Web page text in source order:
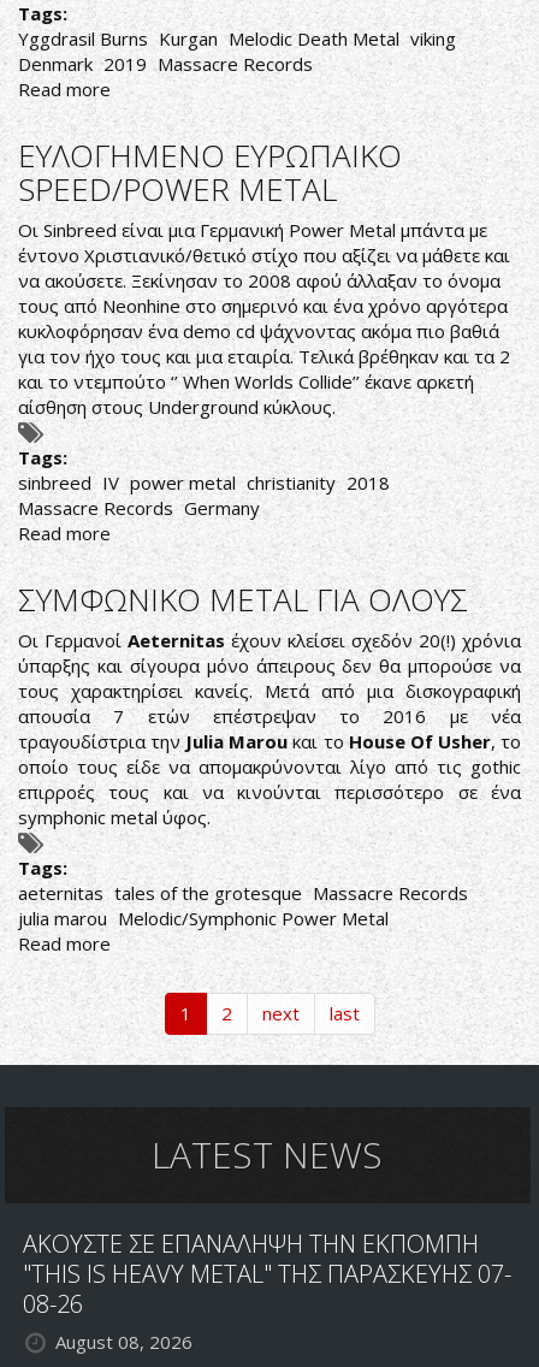
Tags:
Yggdrasil Burns Kurgan Melodic Death Metal viking
Denmark 2019 Massacre Records
Read more about
ΥΠΟΚΑΤΑΣΤΑΤΟ
AMON
AMARTH
ΕΥΛΟΓΗΜΕΝΟ ΕΥΡΩΠΑΙΚΟ
SPEED/POWER METAL
Οι Sinbreed είναι μια Γερμανική Power Metal μπάντα με
έντονο Χριστιανικό/θετικό στίχο που αξίζει να μάθετε και
να ακούσετε. Ξεκίνησαν το 2008 αφού άλλαξαν το όνομα
τους από Neonhine στο σημερινό και ένα χρόνο αργότερα
κυκλοφόρησαν ένα demo cd ψάχνοντας ακόμα πιο βαθιά
για τον ήχο τους και μια εταιρία. Τελικά βρέθηκαν και τα 2
και το ντεμπούτο ‘’ When Worlds Collide’’ έκανε αρκετή
αίσθηση στους Underground κύκλους.
Tags:
sinbreed IV power metal christianity 2018
Massacre Records Germany
Read moreabout
ΕΥΛΟΓΗΜΕΝΟ
ΕΥΡΩΠΑΙΚΟ
SPEED/POWER
METAL
ΣΥΜΦΩΝΙΚΟ METAL ΓΙΑ ΟΛΟΥΣ
Οι ΓερμανοίAeternitasέχουν κλείσει σχεδόν 20(!) χρόνια
ύπαρξης και σίγουρα μόνο άπειρους δεν θα μπορούσε να
τους χαρακτηρίσει κανείς. Μετά από μια δισκογραφική
απουσία 7 ετών επέστρεψαν το 2016 με νέα
τραγουδίστρια τηνJulia Marouκαι τοHouse Of Usher, το
οποίο τους είδε να απομακρύνονται λίγο από τις gothic
επιρροές τους και να κινούνται περισσότερο σε ένα
symphonic metal ύφος.
Tags:
aeternitas tales of the grotesque Massacre Records
julia marou Melodic/Symphonic Power Metal
Read more about
ΣΥΜΦΩΝΙΚΟ
METAL
ΓΙΑ
ΟΛΟΥΣ
1 2 next last
LATEST NEWS
ΑΚΟΥΣΤΕ ΣΕ ΕΠΑΝΑΛΗΨΗ ΤΗΝ ΕΚΠΟΜΠΗ
"THIS IS HEAVY METAL" ΤΗΣ ΠΑΡΑΣΚΕΥΗΣ 07-
08-26
August 08, 2026